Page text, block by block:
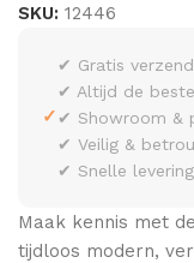
SKU: 12446
✓
✔ Gratis
✔ Altijd de
✔ Showroom &
✔ Veilig &
✔ Snelle
Maak kennis met
tijdloos modern,